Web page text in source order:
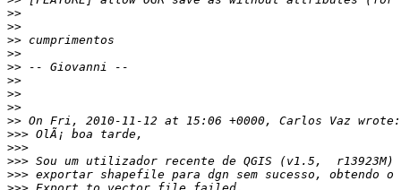
>>
>>
>>
>>
>>
>>
>>
>>
>>
>>>
>>>
>>>
>>>